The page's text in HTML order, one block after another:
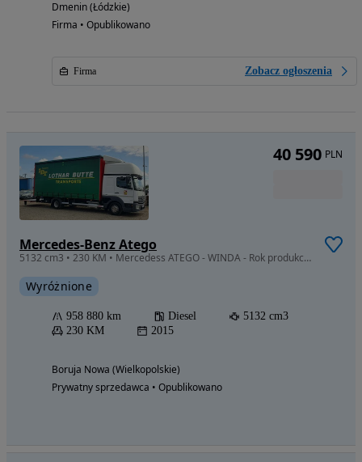
Dmenin (Łódzkie)
Firma • Opublikowano
Firma Zobacz ogłoszenia
Mercedes-Benz Atego
5132 cm3 • 230 KM • Mercedess ATEGO - WINDA - Rok produkcji 2016
Wyróżnione
958 880 km Diesel
5132 cm3
230 KM
2015
Boruja Nowa (Wielkopolskie)
Prywatny sprzedawca • Opublikowano
40 590 PLN